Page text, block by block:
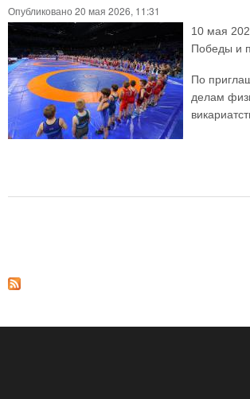
Опубликовано 20 мая 2026, 11:31
10 мая
Победы и
По
делам
Страницы